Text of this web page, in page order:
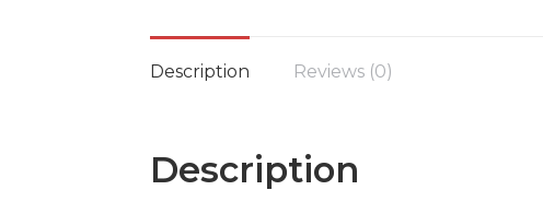
Description Reviews (0)
Description